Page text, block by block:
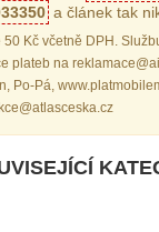
a článek tak
Kč včetně DPH.
plateb na
Po-Pá,